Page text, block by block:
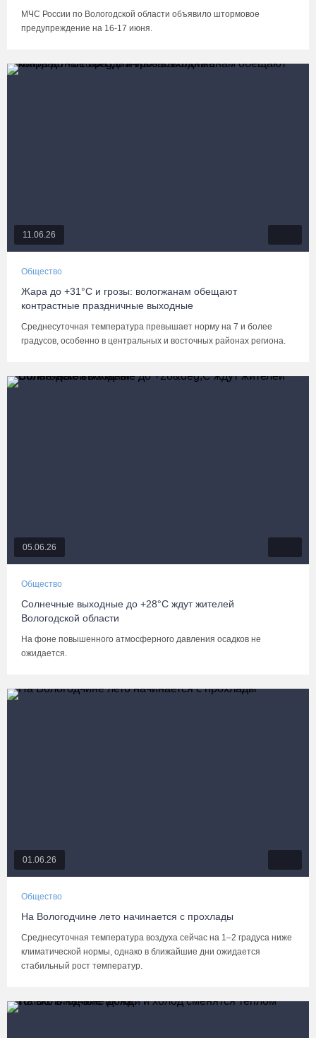
МЧС России по Вологодской области объявило штормовое
предупреждение на 16-17 июня.
11.06.26
Общество
Жара до +31°C и грозы: вологжанам обещают
контрастные праздничные выходные
Среднесуточная температура превышает норму на 7 и более
градусов, особенно в центральных и восточных районах региона.
05.06.26
Общество
Солнечные выходные до +28°C ждут жителей
Вологодской области
На фоне повышенного атмосферного давления осадков не
ожидается.
01.06.26
Общество
На Вологодчине лето начинается с прохлады
Среднесуточная температура воздуха сейчас на 1–2 градуса ниже
климатической нормы, однако в ближайшие дни ожидается
стабильный рост температур.